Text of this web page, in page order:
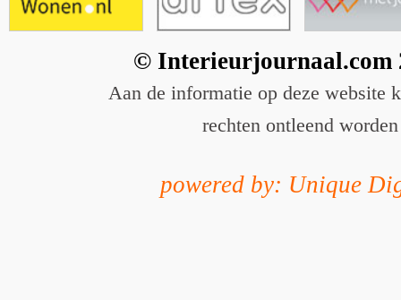
© Interieurjournaal.com
Aan de informatie op deze website
rechten ontleend worden
powered by: Unique